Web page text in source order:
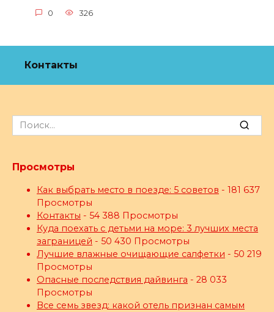
0 326
Контакты
Search
for:
Просмотры
Как выбрать место в поезде: 5 советов - 181 637
Просмотры
Контакты - 54 388 Просмотры
Куда поехать с детьми на море: 3 лучших места
заграницей - 50 430 Просмотры
Лучшие влажные очищающие салфетки - 50 219
Просмотры
Опасные последствия дайвинга - 28 033
Просмотры
Все семь звезд: какой отель признан самым